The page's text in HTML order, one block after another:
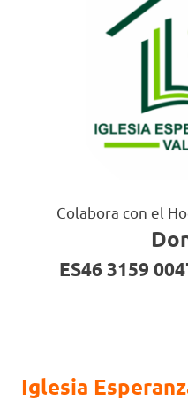
Colabora con el
ES46 3159
Iglesia